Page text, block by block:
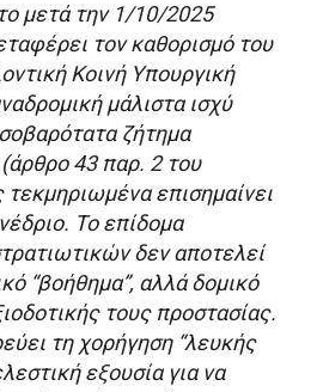
μετά την 1/10/2025
τον καθορισμό του
Κοινή Υπουργική
μάλιστα ισχύ
ζήτημα
43 παρ. 2 του
επισημαίνει
Το επίδομα
δεν αποτελεί
“βοήθημα”, αλλά δομικό
τους προστασίας.
τη χορήγηση “λευκής
εξουσία για να